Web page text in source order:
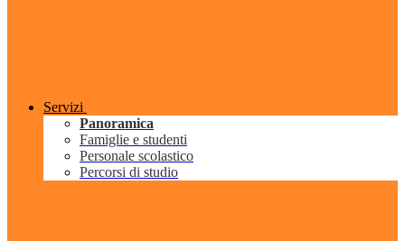
Servizi
Panoramica
Famiglie e studenti
Personale scolastico
Percorsi di studio